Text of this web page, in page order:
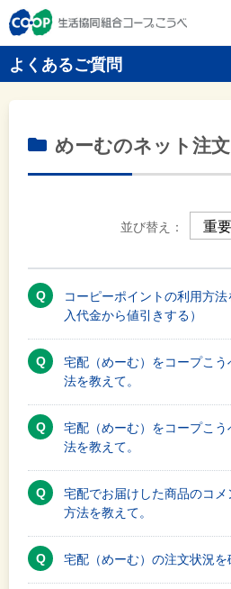
よくあるご質問
めーむのネット注文
並び替え：
コーピーポイントの利用方
入代金から値引きする）
宅配（めーむ）をコープこ
法を教えて。
宅配（めーむ）をコープこ
法を教えて。
宅配でお届けした商品のコ
方法を教えて。
宅配（めーむ）の注文状況を